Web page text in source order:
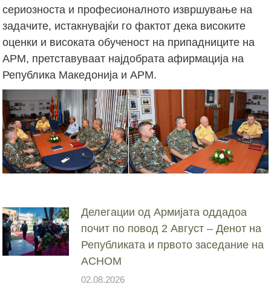
сериозноста и професионалното извршување на
задачите, истакнувајќи го фактот дека високите
оценки и високата обученост на припадниците на
АРМ, претставуваат најдобрата афирмација на
Република Македонија и АРМ.
Делегации од Армијата оддадоа
почит по повод 2 Август – Денот на
Републиката и првото заседание на
АСНОМ
02.08.2026